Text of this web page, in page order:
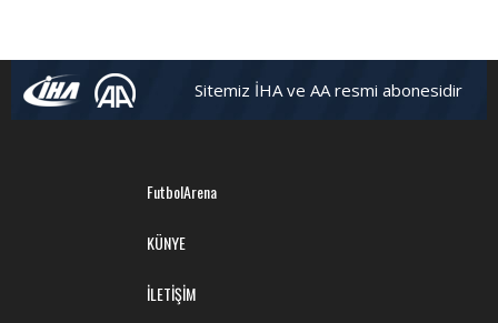
Sitemiz İHA ve AA resmi abonesidir
FutbolArena
KÜNYE
İLETİŞİM